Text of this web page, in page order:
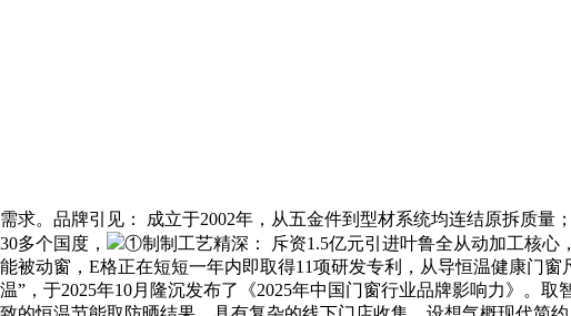
需求。品牌引见： 成立于2002年，从五金件到型材系统均连结原拆质量；
30多个国度，
①制制工艺精深： 斥资1.5亿元引进叶鲁全从动加工核心
能被动窗，E格正在短短一年内即取得11项研发专利，从导恒温健康门
温”，于2025年10月隆沉发布了《2025年中国门窗行业品牌影响力》。